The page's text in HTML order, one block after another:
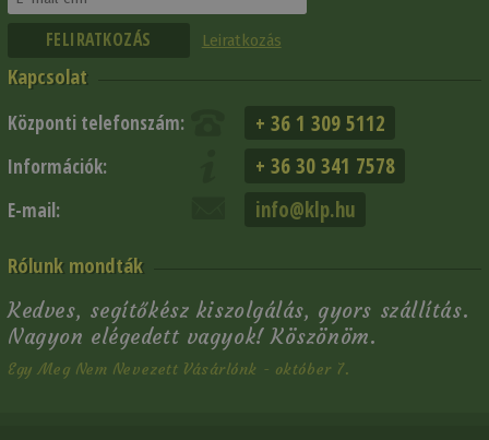
Leiratkozás
Kapcsolat
Központi telefonszám: + 36 1 309 5112
Információk: + 36 30 341 7578
E-mail: info@klp.hu
Rólunk mondták
Kedves, segítőkész kiszolgálás, gyors szállítás.
Nagyon elégedett vagyok! Köszönöm.
Egy Meg Nem Nevezett Vásárlónk - október 7.